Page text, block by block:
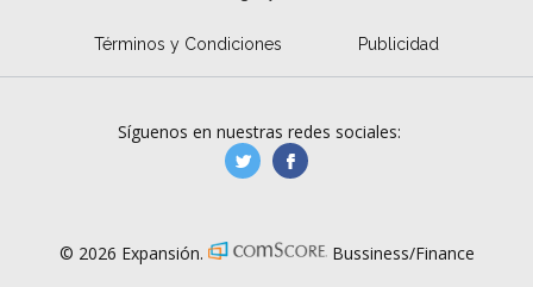
Términos y Condiciones Publicidad
Síguenos en nuestras redes sociales:
manufacturaGE
© 2026 Expansión. Bussiness/Finance